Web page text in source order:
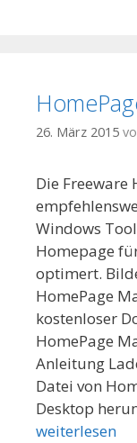
26. März 2015
Die Freeware
Windows
Homepage
optimert.
HomePage
kostenloser
HomePage
Anleitung
Datei von
Desktop
weiterlesen